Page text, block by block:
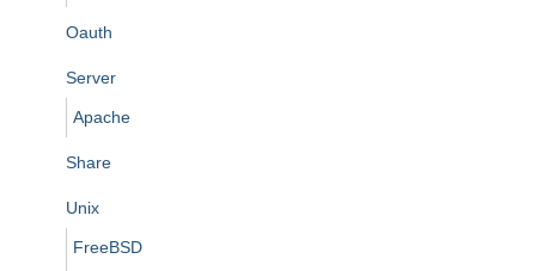
Oauth
Server
Apache
Share
Unix
FreeBSD